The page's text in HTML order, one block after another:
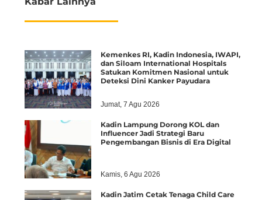
Kemenkes RI, Kadin Indonesia, IWAPI,
dan Siloam International Hospitals
Satukan Komitmen Nasional untuk
Deteksi Dini Kanker Payudara
Jumat, 7 Agu 2026
Kadin Lampung Dorong KOL dan
Influencer Jadi Strategi Baru
Pengembangan Bisnis di Era Digital
Kamis, 6 Agu 2026
Kadin Jatim Cetak Tenaga Child Care